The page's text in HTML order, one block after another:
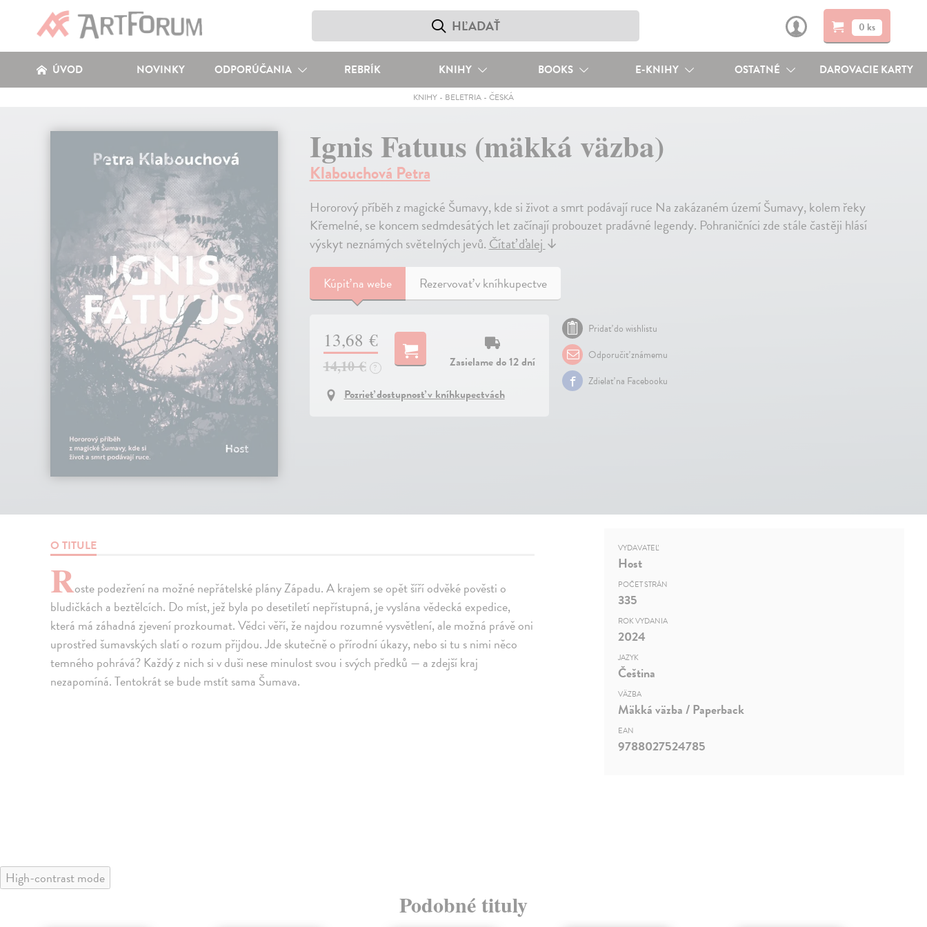
0 ks
ÚVOD NOVINKY ODPORÚČANIA REBRÍK KNIHY BOOKS E-KNIHY OSTATNÉ DAROVACIE KARTY
KNIHY- BELETRIA- ČESKÁ
Ignis Fatuus (mäkká väzba)
Klabouchová Petra
Hororový příběh z magické Šumavy, kde si život a smrt podávají ruce Na zakázaném území Šumavy, kolem řeky
Křemelné, se koncem sedmdesátých let začínají probouzet pradávné legendy. Pohraničníci zde stále častěji hlásí
výskyt neznámých světelných jevů.Čítať ďalej↓
Kúpiťna webe Rezervovať v kníhkupectve
13,68 €
14,10 € ?
Zasielame do 12 dní
Pozrieť dostupnosť v kníhkupectvách
Pridať do wishlistu
Odporučiť známemu
Zdielať na Facebooku
O TITULE
Roste podezření na možné nepřátelské plány Západu. A krajem se opět šíří odvěké pověsti o
bludičkách a beztělcích. Do míst, jež byla po desetiletí nepřístupná, je vyslána vědecká expedice,
která má záhadná zjevení prozkoumat. Vědci věří, že najdou rozumné vysvětlení, ale možná právě oni
uprostřed šumavských slatí o rozum přijdou. Jde skutečně o přírodní úkazy, nebo si tu s nimi něco
temného pohrává? Každý z nich si v duši nese minulost svou i svých předků — a zdejší kraj
nezapomíná. Tentokrát se bude mstít sama Šumava.
VYDAVATEĽ
Host
POČET STRÁN
335
ROK VYDANIA
2024
JAZYK
Čeština
VÄZBA
Mäkká väzba / Paperback
EAN
9788027524785
High-contrast mode
Podobné tituly